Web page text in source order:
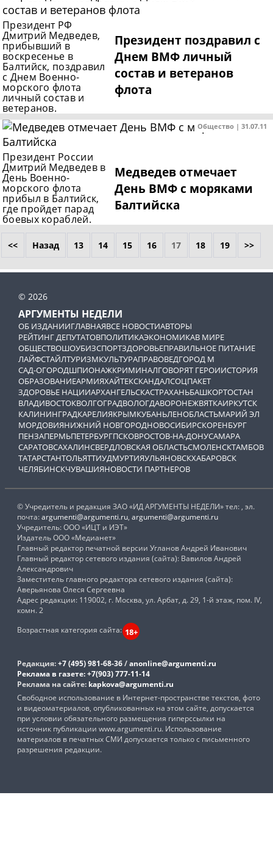
Президент поздравил с
Днем ВМФ личный
состав и ветеранов
флота
Президент РФ
Дмитрий Медведев,
прибывший в
воскресенье в
Балтийск, поздравил
с Днем Военно-
морского флота
личный состав и
ветеранов.
Общество | 31.07.11
Медведев отмечает
День ВМФ с моряками
Балтийска
Президент России
Дмитрий Медведев в
День Военно-
морского флота
прибыл в Балтийск,
где пройдет парад
боевых кораблей.
<< Назад 13 14 15 16 17 18 19 >>
© 2026
АРГУМЕНТЫ НЕДЕЛИ
ОБ ИЗДАНИИГЛАВНАЯВСЕ НОВОСТИАВТОРЫ
РЕЙТИНГ ДЕПУТАТОВПОЛИТИКАЭКОНОМИКАВ МИРЕ
ОБЩЕСТВОШОУБИЗСПОРТЗДОРОВЬЕПРАВИЛЬНОЕ ПИТАНИЕ
ЛАЙФСТАЙЛТУРИЗМКУЛЬТУРАПРАВОВЕДГОРОД М
САД-ОГОРОДШПИОНАЖКРИМИНАЛГОВОРЯТ ГЕРОИИСТОРИЯ
ОБРАЗОВАНИЕАРМИЯХАЙТЕКСКАНДАЛСОЦПАКЕТ
ЗДОРОВЬЕ НАЦИИАРХАНГЕЛЬСКАСТРАХАНЬБАШКОРТОСТАН
ВЛАДИВОСТОКВОЛГОГРАДВОЛОГДАВОРОНЕЖВЯТКАИРКУТСК
КАЛИНИНГРАДКАРЕЛИЯКРЫМКУБАНЬЛЕНОБЛАСТЬМАРИЙ ЭЛ
МОРДОВИЯНИЖНИЙ НОВГОРОДНОВОСИБИРСКОРЕНБУРГ
ПЕНЗАПЕРМЬПЕТЕРБУРГПСКОВРОСТОВ-НА-ДОНУСАМАРА
САРАТОВСАХАЛИНСВЕРДЛОВСКАЯ ОБЛАСТЬСМОЛЕНСКТАМБОВ
ТАТАРСТАНТОЛЬЯТТИУДМУРТИЯУЛЬЯНОВСКХАБАРОВСК
ЧЕЛЯБИНСКЧУВАШИЯНОВОСТИ ПАРТНЕРОВ
© Учредитель и редакция ЗАО «ИД АРГУМЕНТЫ НЕДЕЛИ» тел: , эл.
почта:argumenti@argumenti.ru, argumenti@argumenti.ru
Учредитель: ООО «ИЦТ и ИЭТ»
Издатель ООО «Медианет»
Главный редактор печатной версии Угланов Андрей Иванович
Главный редактор сетевого издания (сайта): Вавилов Андрей
Александрович
Заместитель главного редактора сетевого издания (сайта):
Аверьянова Олеся Сергеевна
Адрес редакции: 119002, г. Москва, ул. Арбат, д. 29, 1-й этаж, пом. IV,
комн. 2
Возрастная категория сайта: 18+
Редакция:+7 (495) 981-68-36/anonline@argumenti.ru
Реклама в газете:+7(903) 777-11-14
Реклама на сайте: kapkova@argumenti.ru
Свободное использование в Интернет-пространстве текстов, фото
и видеоматериалов, опубликованных на этом сайте, допускается
при условии обязательного размещения гиперссылки на
источник публикации www.argumenti.ru. Использование
материалов в печатных СМИ допускается только с письменного
разрешения редакции.